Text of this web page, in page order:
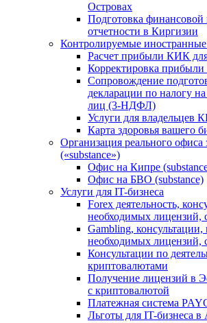
Островах
Подготовка финансовой
отчетности в Киргизии
Контролируемые
Расчет прибыли КИК
Корректировка
Сопровождение
декларации по налогу
лиц (3-НДФЛ)
Услуги для владельцев
Карта здоровья вашего
Организация реального офиса
(«substance»)
Офис на Кипре
Офис на БВО (substance)
Услуги для IT-бизнеса
Forex деятельность,
необходимых лицензий,
Gambling, консультации,
необходимых лицензий,
Консультации по
криптовалютами
Получение лицензий в
с криптовалютой
Платежная система
Льготы для IT-бизнеса